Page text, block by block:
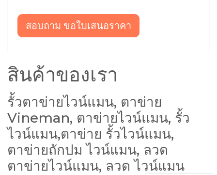
สอบถาม ขอใบเสนอราคา
สินค้าของเรา
รั้วตาข่ายไวน์แมน, ตาข่าย
Vineman, ตาข่ายไวน์แมน, รั้ว
ไวน์แมน,ตาข่าย รั้วไวน์แมน,
ตาข่ายถักปม ไวน์แมน, ลวด
ตาข่ายไวน์แมน, ลวด ไวน์แมน